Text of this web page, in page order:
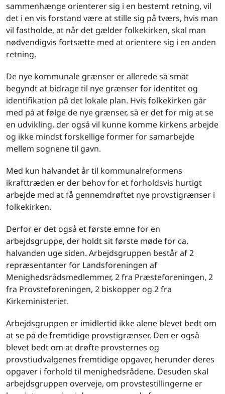
sammenhænge orienterer sig i en bestemt retning, vil
det i en vis forstand være at stille sig på tværs, hvis man
vil fastholde, at når det gælder folkekirken, skal man
nødvendigvis fortsætte med at orientere sig i en anden
retning.
De nye kommunale grænser er allerede så småt
begyndt at bidrage til nye grænser for identitet og
identifikation på det lokale plan. Hvis folkekirken går
med på at følge de nye grænser, så er det for mig at se
en udvikling, der også vil kunne komme kirkens arbejde
og ikke mindst forskellige former for samarbejde
mellem sognene til gavn.
Med kun halvandet år til kommunalreformens
ikrafttræden er der behov for et forholdsvis hurtigt
arbejde med at få gennemdrøftet nye provstigrænser i
folkekirken.
Derfor er det også et første emne for en
arbejdsgruppe, der holdt sit første møde for ca.
halvanden uge siden. Arbejdsgruppen består af 2
repræsentanter for Landsforeningen af
Menighedsrådsmedlemmer, 2 fra Præsteforeningen, 2
fra Provsteforeningen, 2 biskopper og 2 fra
Kirkeministeriet.
Arbejdsgruppen er imidlertid ikke alene blevet bedt om
at se på de fremtidige provstigrænser. Den er også
blevet bedt om at drøfte provsternes og
provstiudvalgenes fremtidige opgaver, herunder deres
opgaver i forhold til menighedsrådene. Desuden skal
arbejdsgruppen overveje, om provstestillingerne er